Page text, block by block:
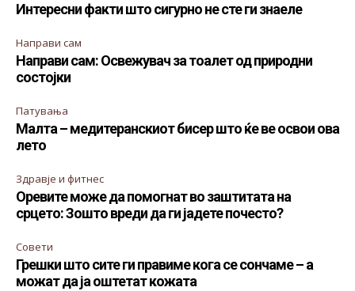
Интересни факти што сигурно не сте ги знаеле
Направи сам
Направи сам: Освежувач за тоалет од природни
состојки
Патувања
Малта – медитеранскиот бисер што ќе ве освои ова
лето
Здравје и фитнес
Оревите може да помогнат во заштитата на
срцето: Зошто вреди да ги јадете почесто?
Совети
Грешки што сите ги правиме кога се сончаме – а
можат да ја оштетат кожата